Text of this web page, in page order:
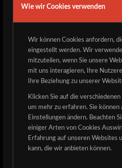
Wie wir Cookies verwenden
Wir können Cookies anfordern,
eingestellt werden. Wir
mitzuteilen, wenn Sie unsere
mit uns interagieren, Ihre
Ihre Beziehung zu unserer
Klicken Sie auf die
um mehr zu erfahren. Sie können
Einstellungen ändern. Beachten
einiger Arten von Cookies
Erfahrung auf unseren Websites
kann, die wir anbieten können.
Hier unsere diesjährige
Freitag 14.06.24:
Galactic Superlords, Evil Excess
Samstag 15.06.24:
Triumph of Death, Asphyx,
OLD, Balmog, Amethyst, Sintage